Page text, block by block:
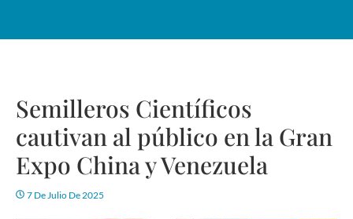
Semilleros Científicos
cautivan al público en la Gran
Expo China y Venezuela
7 De Julio De 2025